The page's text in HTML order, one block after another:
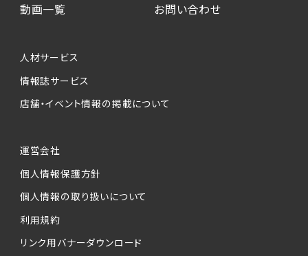
動画一覧
お問い合わせ
人材サービス
情報誌サービス
店舗・イベント情報の掲載について
運営会社
個人情報保護方針
個人情報の取り扱いについて
利用規約
リンク用バナーダウンロード